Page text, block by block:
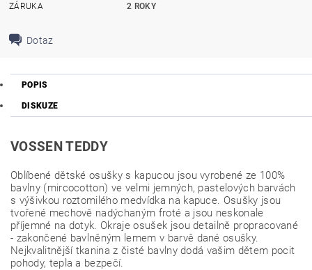
ZÁRUKA
2 ROKY
Dotaz
POPIS
DISKUZE
VOSSEN TEDDY
Oblíbené dětské osušky s kapucou jsou vyrobené ze 100%
bavlny (mircocotton) ve velmi jemných, pastelových barvách
s výšivkou roztomilého medvídka na kapuce. Osušky jsou
tvořené mechově nadýchaným froté a jsou neskonale
příjemné na dotyk. Okraje osušek jsou detailně propracované
- zakončené bavlněným lemem v barvě dané osušky.
Nejkvalitnější tkanina z čisté bavlny dodá vašim dětem pocit
pohody, tepla a bezpečí.